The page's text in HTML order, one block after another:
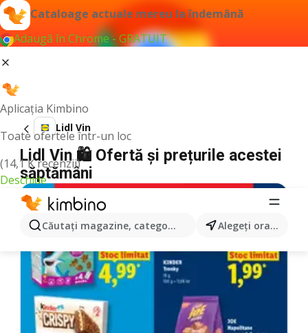
Cataloage actuale mereu la îndemână
Adaugă în Chrome - GRATUIT
Aplicația Kimbino
Toate ofertele într-un loc
(14,1 K recenzii)
Deschide
Căutaţi magazine, categorii, produse... Alegeţi oraşul
Lidl Vin
Lidl Vin 🛍️ Ofertă și prețurile acestei
săptămâni